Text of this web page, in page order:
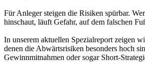
Für Anleger steigen die Risiken spürbar.
hinschaut, läuft Gefahr, auf dem falschen
In unserem aktuellen Spezialreport zeigen
denen die Abwärtsrisiken besonders hoch
Gewinnmitnahmen oder sogar Short-